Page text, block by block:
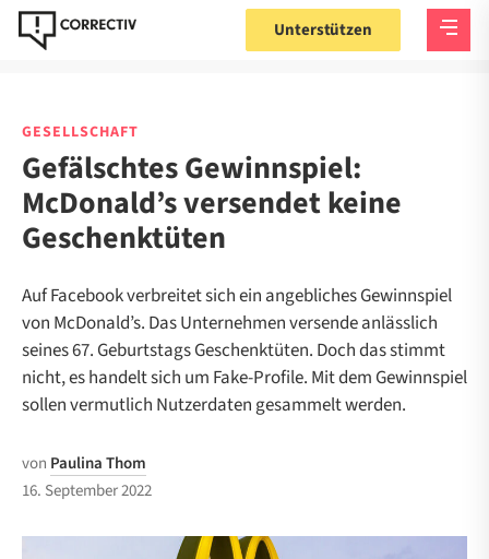
Unterstützen
GESELLSCHAFT
Gefälschtes Gewinnspiel:
McDonald’s versendet keine
Geschenktüten
Auf Facebook verbreitet sich ein angebliches Gewinnspiel
von McDonald’s. Das Unternehmen versende anlässlich
seines 67. Geburtstags Geschenktüten. Doch das stimmt
nicht, es handelt sich um Fake-Profile. Mit dem Gewinnspiel
sollen vermutlich Nutzerdaten gesammelt werden.
von Paulina Thom
16. September 2022